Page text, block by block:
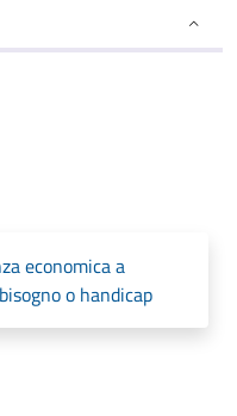
economica a
o handicap